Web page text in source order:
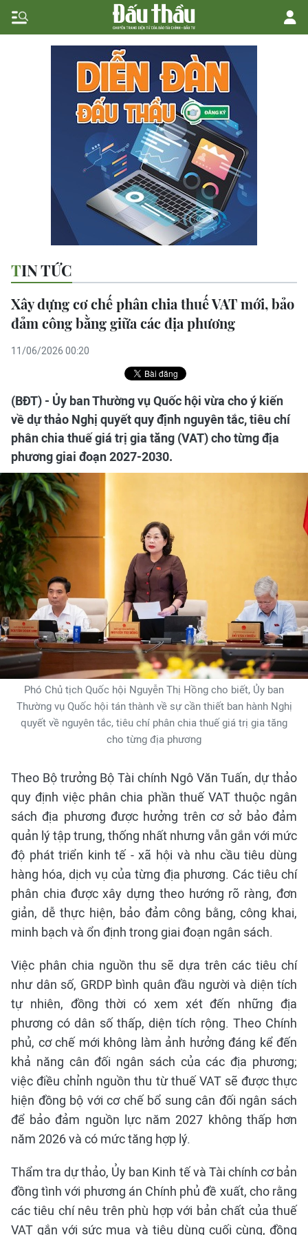
TIN TỨC
Xây dựng cơ chế phân chia thuế VAT mới, bảo
đảm công bằng giữa các địa phương
11/06/2026 00:20
(BĐT) - Ủy ban Thường vụ Quốc hội vừa cho ý kiến
về dự thảo Nghị quyết quy định nguyên tắc, tiêu chí
phân chia thuế giá trị gia tăng (VAT) cho từng địa
phương giai đoạn 2027-2030.
Phó Chủ tịch Quốc hội Nguyễn Thị Hồng cho biết, Ủy ban
Thường vụ Quốc hội tán thành về sự cần thiết ban hành Nghị
quyết về nguyên tắc, tiêu chí phân chia thuế giá trị gia tăng
cho từng địa phương
Theo Bộ trưởng Bộ Tài chính Ngô Văn Tuấn, dự thảo
quy định việc phân chia phần thuế VAT thuộc ngân
sách địa phương được hưởng trên cơ sở bảo đảm
quản lý tập trung, thống nhất nhưng vẫn gắn với mức
độ phát triển kinh tế - xã hội và nhu cầu tiêu dùng
hàng hóa, dịch vụ của từng địa phương. Các tiêu chí
phân chia được xây dựng theo hướng rõ ràng, đơn
giản, dễ thực hiện, bảo đảm công bằng, công khai,
minh bạch và ổn định trong giai đoạn ngân sách.
Việc phân chia nguồn thu sẽ dựa trên các tiêu chí
như dân số, GRDP bình quân đầu người và diện tích
tự nhiên, đồng thời có xem xét đến những địa
phương có dân số thấp, diện tích rộng. Theo Chính
phủ, cơ chế mới không làm ảnh hưởng đáng kể đến
khả năng cân đối ngân sách của các địa phương;
việc điều chỉnh nguồn thu từ thuế VAT sẽ được thực
hiện đồng bộ với cơ chế bổ sung cân đối ngân sách
để bảo đảm nguồn lực năm 2027 không thấp hơn
năm 2026 và có mức tăng hợp lý.
Thẩm tra dự thảo, Ủy ban Kinh tế và Tài chính cơ bản
đồng tình với phương án Chính phủ đề xuất, cho rằng
các tiêu chí nêu trên phù hợp với bản chất của thuế
VAT gắn với sức mua và tiêu dùng cuối cùng, đồng